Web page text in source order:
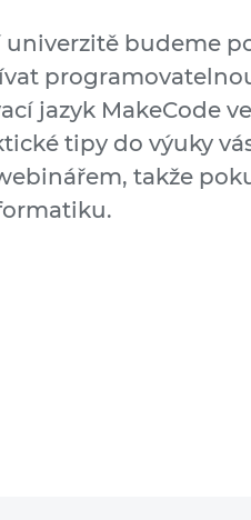
univerzitě budeme
jazyk MakeCode
tipy do výuky
takže